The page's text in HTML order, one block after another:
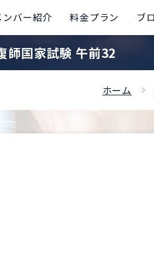
ンバー紹介 料金プラン ブ
師国家試験 午前32
ホーム